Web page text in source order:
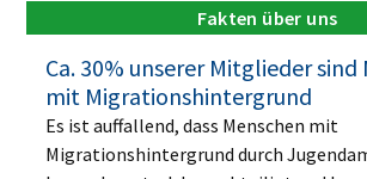
Fakten über uns
Ca. 30% unserer Mitglieder sind
mit Migrationshintergrund
Es ist auffallend, dass Menschen mit
Migrationshintergrund durch